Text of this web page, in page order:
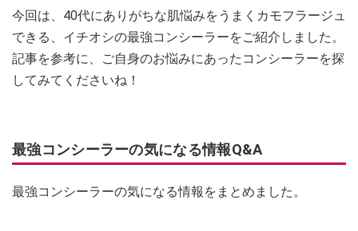
今回は、40代にありがちな肌悩みをうまくカモフラージュ
できる、イチオシの最強コンシーラーをご紹介しました。
記事を参考に、ご自身のお悩みにあったコンシーラーを探
してみてくださいね！
最強コンシーラーの気になる情報Q&A
最強コンシーラーの気になる情報をまとめました。